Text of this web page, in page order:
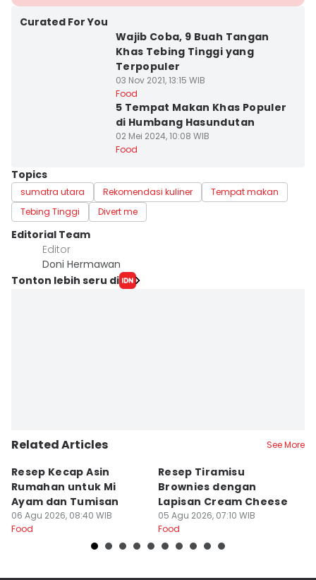
Curated For You
Wajib Coba, 9 Buah Tangan
Khas Tebing Tinggi yang
Terpopuler
03 Nov 2021, 13:15 WIB
Food
5 Tempat Makan Khas Populer
di Humbang Hasundutan
02 Mei 2024, 10:08 WIB
Food
Topics
sumatra utara Rekomendasi kuliner
Tempat makan
Tebing Tinggi
Divert me
Editorial Team
Editor
Doni Hermawan
Tonton lebih seru di
Related Articles See More
Resep Kecap Asin
Rumahan untuk Mi
Ayam dan Tumisan
06 Agu 2026, 08:40 WIB
Food
Resep Tiramisu
Brownies dengan
Lapisan Cream Cheese
05 Agu 2026, 07:10 WIB
Food